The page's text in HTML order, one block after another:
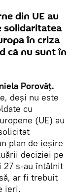
din UE au
solidaritatea
în criza
că nu sunt în
Porovăț.
deși nu este
cu
(UE) au
plan de ieşire
deciziei pe
27 s-au întâlnit
ar fi trebuit
ieri.